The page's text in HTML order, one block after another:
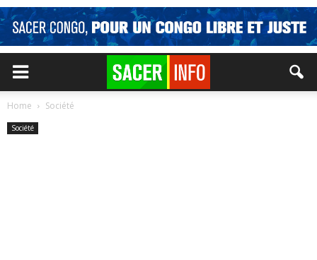
Home Société
Société